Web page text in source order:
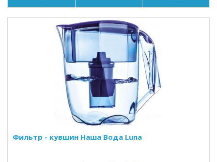
Фильтр - кувшин Наша Вода Luna